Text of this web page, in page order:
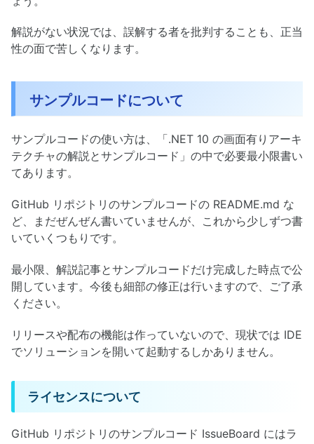
解説がない状況では、誤解する者を批判することも、正当
性の面で苦しくなります。
サンプルコードについて
サンプルコードの使い方は、「.NET 10 の画面有りアーキ
テクチャの解説とサンプルコード」の中で必要最小限書い
てあります。
GitHub リポジトリのサンプルコードの README.md な
ど、まだぜんぜん書いていませんが、これから少しずつ書
いていくつもりです。
最小限、解説記事とサンプルコードだけ完成した時点で公
開しています。今後も細部の修正は行いますので、ご了承
ください。
リリースや配布の機能は作っていないので、現状では IDE
でソリューションを開いて起動するしかありません。
ライセンスについて
GitHub リポジトリのサンプルコード IssueBoard にはラ